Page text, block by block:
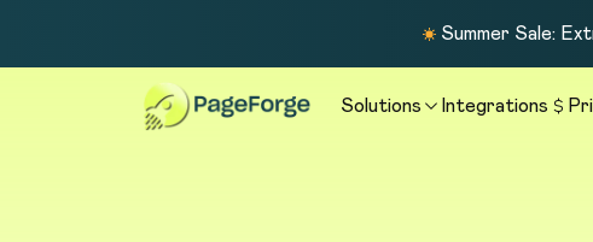
Summer Sale:
Solutions Integrations